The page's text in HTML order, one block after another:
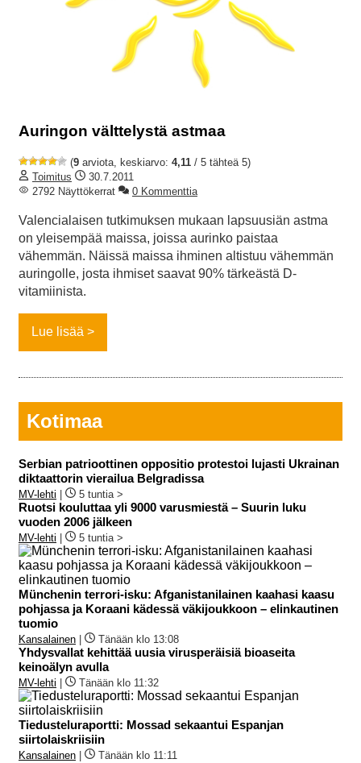
Auringon välttelystä astmaa
(9 arviota, keskiarvo: 4,11 / 5 tähteä 5)
Toimitus
30.7.2011
2792 Näyttökerrat
0 Kommenttia
Valencialaisen tutkimuksen mukaan lapsuusiän astma
on yleisempää maissa, joissa aurinko paistaa
vähemmän. Näissä maissa ihminen altistuu vähemmän
auringolle, josta ihmiset saavat 90% tärkeästä D-
vitamiinista.
Lue lisää
Kotimaa
Serbian patrioottinen oppositio protestoi lujasti Ukrainan
diktaattorin vierailua Belgradissa
MV-lehti 5 tuntia >
Ruotsi kouluttaa yli 9000 varusmiestä – Suurin luku
vuoden 2006 jälkeen
MV-lehti 5 tuntia >
Münchenin terrori-isku: Afganistanilainen kaahasi kaasu
pohjassa ja Koraani kädessä väkijoukkoon – elinkautinen
tuomio
Kansalainen Tänään klo 13:08
Yhdysvallat kehittää uusia virusperäisiä bioaseita
keinoälyn avulla
MV-lehti Tänään klo 11:32
Tiedusteluraportti: Mossad sekaantui Espanjan
siirtolaiskriisiin
Kansalainen Tänään klo 11:11